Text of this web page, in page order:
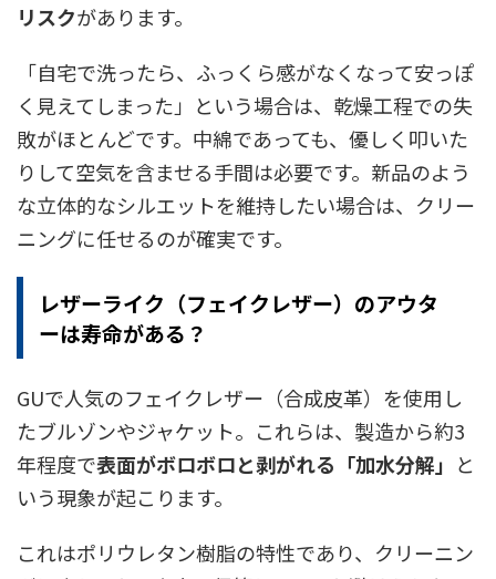
リスクがあります。
「自宅で洗ったら、ふっくら感がなくなって安っぽ
く見えてしまった」という場合は、乾燥工程での失
敗がほとんどです。中綿であっても、優しく叩いた
りして空気を含ませる手間は必要です。新品のよう
な立体的なシルエットを維持したい場合は、クリー
ニングに任せるのが確実です。
レザーライク（フェイクレザー）のアウタ
ーは寿命がある？
GUで人気のフェイクレザー（合成皮革）を使用し
たブルゾンやジャケット。これらは、製造から約3
年程度で表面がボロボロと剥がれる「加水分解」 と
いう現象が起こります。
これはポリウレタン樹脂の特性であり、クリーニン